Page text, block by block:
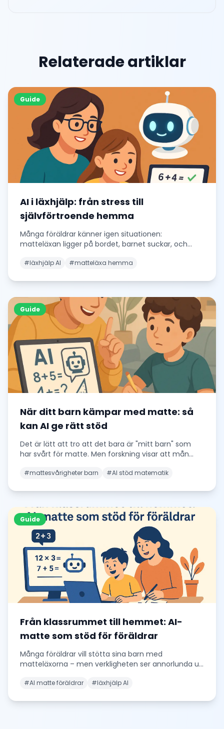
Relaterade artiklar
Guide
AI i läxhjälp: från stress till
självförtroende hemma
Många föräldrar känner igen situationen:
matteläxan ligger på bordet, barnet suckar, och
#läxhjälp AI #matteläxa hemma
Guide
När ditt barn kämpar med matte: så
kan AI ge rätt stöd
Det är lätt att tro att det bara är "mitt barn" som
har svårt för matte. Men forskning visar att mån...
#mattesvårigheter barn #AI stöd matematik
Guide
Från klassrummet till hemmet: AI-
matte som stöd för föräldrar
Många föräldrar vill stötta sina barn med
matteläxorna – men verkligheten ser annorlunda ut.
#AI matte föräldrar #läxhjälp AI